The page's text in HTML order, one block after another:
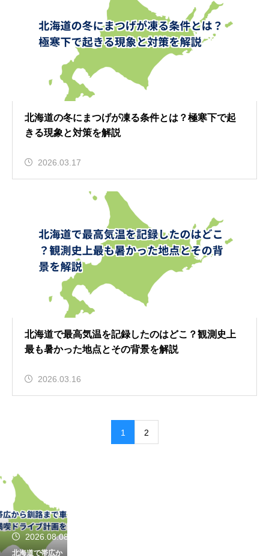
北海道の冬にまつげが凍る条件とは？極寒下で起
きる現象と対策を解説
2026.03.17
北海道で最高気温を記録したのはどこ？観測史上
最も暑かった地点とその背景を解説
2026.03.16
1 2
2026.08.08
北海道で帯広か